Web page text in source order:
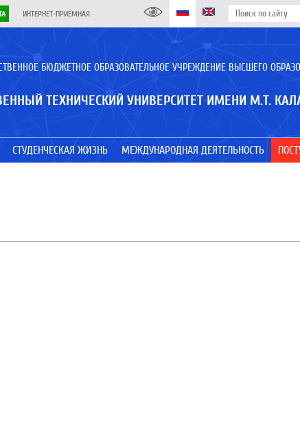
ИНТЕРНЕТ-ПРИЁМНАЯ
БЮДЖЕТНОЕ ОБРАЗОВАТЕЛЬНОЕ УЧРЕЖДЕНИЕ ВЫСШЕГО
ТЕХНИЧЕСКИЙ УНИВЕРСИТЕТ ИМЕНИ М.Т.
СТУДЕНЧЕСКАЯ ЖИЗНЬ МЕЖДУНАРОДНАЯ ДЕЯТЕЛЬНОСТЬ